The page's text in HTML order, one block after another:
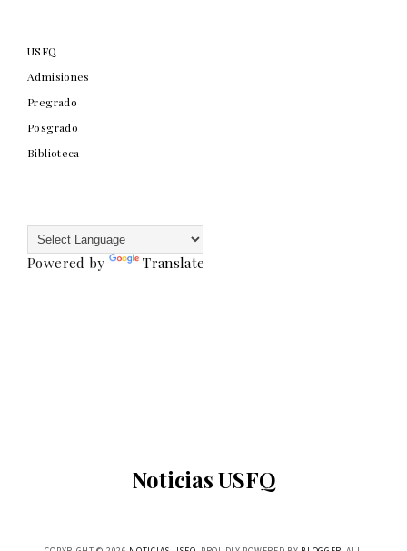
USFQ
Admisiones
Pregrado
Posgrado
Biblioteca
Powered by Translate
Noticias USFQ